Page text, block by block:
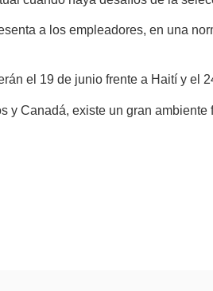
a los empleadores, en una
el 19 de junio frente a Haití y el
Canadá, existe un gran ambiente